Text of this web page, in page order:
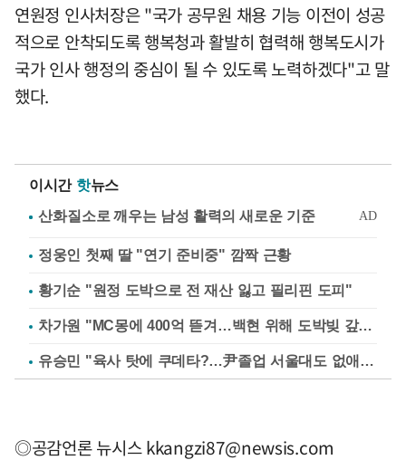
연원정 인사처장은 "국가 공무원 채용 기능 이전이 성공
적으로 안착되도록 행복청과 활발히 협력해 행복도시가
국가 인사 행정의 중심이 될 수 있도록 노력하겠다"고 말
했다.
이시간 핫뉴스
정웅인 첫째 딸 "연기 준비중" 깜짝 근황
황기순 "원정 도박으로 전 재산 잃고 필리핀 도피"
차가원 "MC몽에 400억 뜯겨…백현 위해 도박빚 갚아줘"
유승민 "육사 탓에 쿠데타?…尹졸업 서울대도 없애나"
◎공감언론 뉴시스kkangzi87@newsis.com